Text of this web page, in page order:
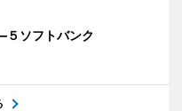
ソフトバンク